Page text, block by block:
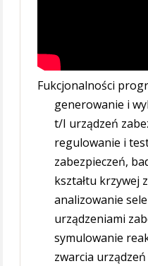
Fukcjonalności
generowanie i
t/I urządzeń
regulowanie i
zabezpieczeń,
kształtu krzywej
analizowanie
urządzeniami
symulowanie
zwarcia